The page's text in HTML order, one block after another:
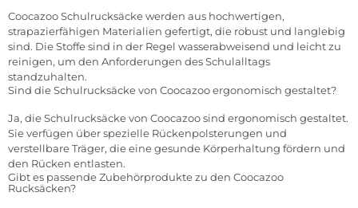
Coocazoo Schulrucksäcke werden aus hochwertigen,
strapazierfähigen Materialien gefertigt, die robust und langlebig
sind. Die Stoffe sind in der Regel wasserabweisend und leicht zu
reinigen, um den Anforderungen des Schulalltags
standzuhalten.
Sind die Schulrucksäcke von Coocazoo ergonomisch gestaltet?
Ja, die Schulrucksäcke von Coocazoo sind ergonomisch gestaltet.
Sie verfügen über spezielle Rückenpolsterungen und
verstellbare Träger, die eine gesunde Körperhaltung fördern und
den Rücken entlasten.
Gibt es passende Zubehörprodukte zu den Coocazoo
Rucksäcken?